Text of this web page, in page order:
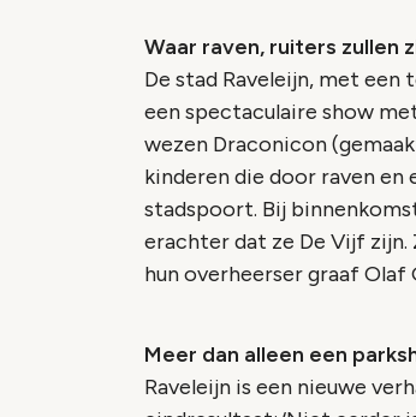
Waar raven, ruiters zullen
De stad Raveleijn, met
een spectaculaire show
wezen Draconicon
kinderen die door raven en
stadspoort. Bij
erachter dat ze De Vijf zijn.
hun overheerser graaf
Meer dan alleen een
Raveleijn is een nieuwe